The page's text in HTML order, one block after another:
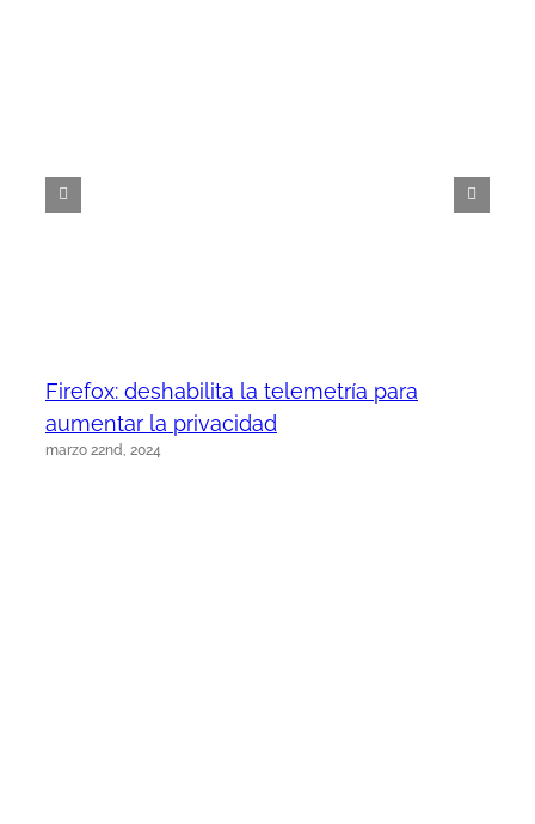
Firefox: deshabilita la telemetría para
aumentar la privacidad
marzo 22nd, 2024